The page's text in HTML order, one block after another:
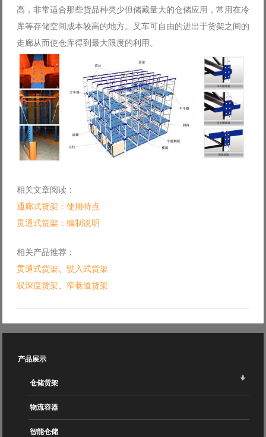
高，非常适合那些货品种类少但储藏量大的仓储应用，常用在冷
库等存储空间成本较高的地方。叉车可自由的进出于货架之间的
走廊从而使仓库得到最大限度的利用。
相关文章阅读：
通廊式货架：使用特点
贯通式货架：编制说明
相关产品推荐：
贯通式货架、 驶入式货架
双深度货架、 窄巷道货架
产品展示
仓储货架
物流容器
智能仓储